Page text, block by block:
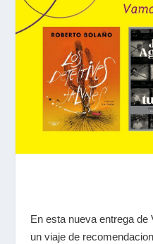
En esta nueva entrega de
un viaje de